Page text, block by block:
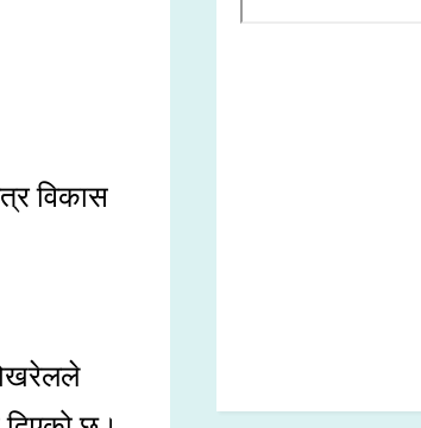
विकास